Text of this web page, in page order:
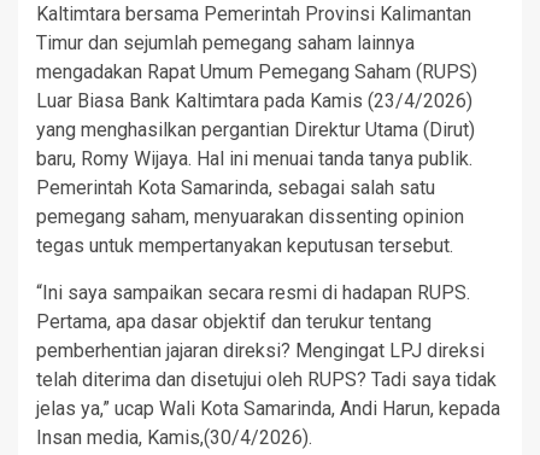
Kaltimtara bersama Pemerintah Provinsi Kalimantan
Timur dan sejumlah pemegang saham lainnya
mengadakan Rapat Umum Pemegang Saham (RUPS)
Luar Biasa Bank Kaltimtara pada Kamis (23/4/2026)
yang menghasilkan pergantian Direktur Utama (Dirut)
baru, Romy Wijaya. Hal ini menuai tanda tanya publik.
Pemerintah Kota Samarinda, sebagai salah satu
pemegang saham, menyuarakan dissenting opinion
tegas untuk mempertanyakan keputusan tersebut.
“Ini saya sampaikan secara resmi di hadapan RUPS.
Pertama, apa dasar objektif dan terukur tentang
pemberhentian jajaran direksi? Mengingat LPJ direksi
telah diterima dan disetujui oleh RUPS? Tadi saya tidak
jelas ya,” ucap Wali Kota Samarinda, Andi Harun, kepada
Insan media, Kamis,(30/4/2026).